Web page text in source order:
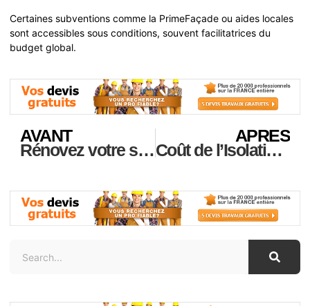
Certaines subventions comme la PrimeFaçade ou aides locales
sont accessibles sous conditions, souvent facilitatrices du
budget global.
AVANT
Rénovez votre salle de bain à Montlignon 95680 : Idées et tendances à ne pas manquer pour 2025
APRES
Coût de l’Isolation des Combles : Prix au Mètre Carré et Astuces Économiques